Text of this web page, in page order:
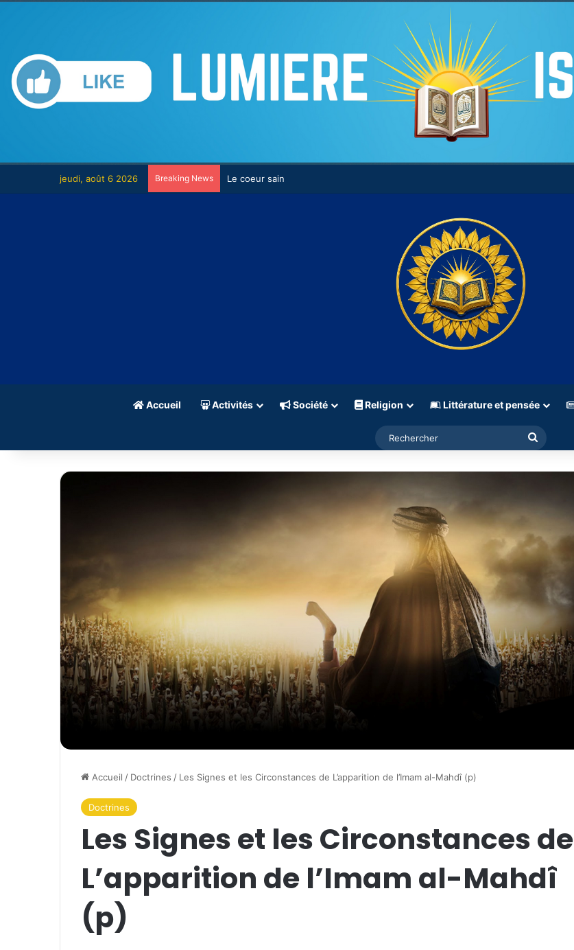
jeudi, août 6 2026 Breaking News Le combat contre son âme
Accueil Activités Société Religion Littérature et pensée
Accueil / Doctrines / Les Signes et les Circonstances de L’apparition de l’Imam al-Mahdî (p)
Doctrines
Les Signes et les Circonstances de
L’apparition de l’Imam al-Mahdî
(p)